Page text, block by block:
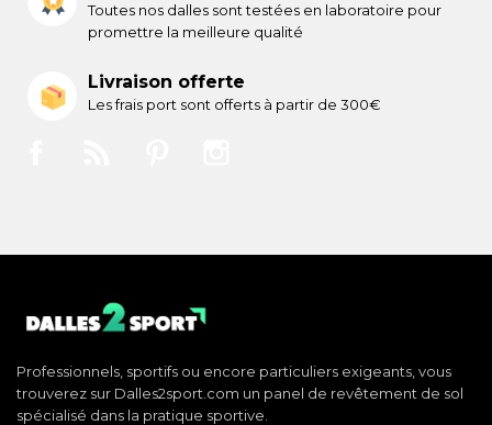
Toutes nos dalles sont testées en laboratoire pour
promettre la meilleure qualité
Livraison offerte
Les frais port sont offerts à partir de 300€
Professionnels, sportifs ou encore particuliers exigeants, vous
trouverez sur Dalles2sport.com un panel de revêtement de sol
spécialisé dans la pratique sportive.